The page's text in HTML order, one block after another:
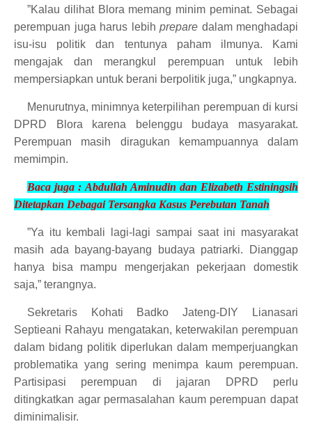
”Kalau dilihat Blora memang minim peminat. Sebagai
perempuan juga harus lebih prepare dalam menghadapi
isu-isu politik dan tentunya paham ilmunya. Kami
mengajak dan merangkul perempuan untuk lebih
mempersiapkan untuk berani berpolitik juga,” ungkapnya.
Menurutnya, minimnya keterpilihan perempuan di kursi
DPRD Blora karena belenggu budaya masyarakat.
Perempuan masih diragukan kemampuannya dalam
memimpin.
Baca juga : Abdullah Aminudin dan Elizabeth Estiningsih
Ditetapkan Debagai Tersangka Kasus Perebutan Tanah
”Ya itu kembali lagi-lagi sampai saat ini masyarakat
masih ada bayang-bayang budaya patriarki. Dianggap
hanya bisa mampu mengerjakan pekerjaan domestik
saja,” terangnya.
Sekretaris Kohati Badko Jateng-DIY Lianasari
Septieani Rahayu mengatakan, keterwakilan perempuan
dalam bidang politik diperlukan dalam memperjuangkan
problematika yang sering menimpa kaum perempuan.
Partisipasi perempuan di jajaran DPRD perlu
ditingkatkan agar permasalahan kaum perempuan dapat
diminimalisir.